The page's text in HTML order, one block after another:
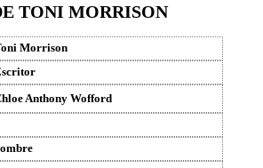
TONI MORRISON
Morrison
Anthony Wofford